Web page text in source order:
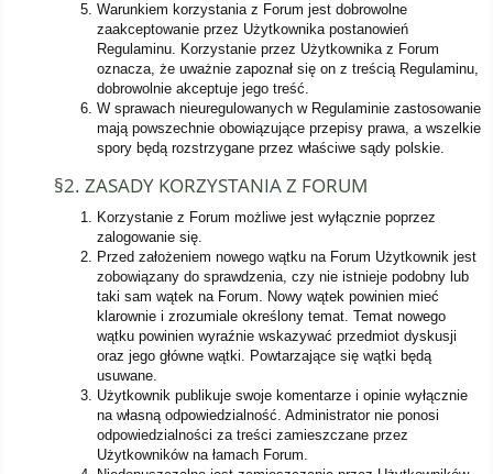
Warunkiem korzystania z Forum jest dobrowolne
zaakceptowanie przez Użytkownika postanowień
Regulaminu. Korzystanie przez Użytkownika z Forum
oznacza, że uważnie zapoznał się on z treścią Regulaminu,
dobrowolnie akceptuje jego treść.
W sprawach nieuregulowanych w Regulaminie zastosowanie
mają powszechnie obowiązujące przepisy prawa, a wszelkie
spory będą rozstrzygane przez właściwe sądy polskie.
§2. ZASADY KORZYSTANIA Z FORUM
Korzystanie z Forum możliwe jest wyłącznie poprzez
zalogowanie się.
Przed założeniem nowego wątku na Forum Użytkownik jest
zobowiązany do sprawdzenia, czy nie istnieje podobny lub
taki sam wątek na Forum. Nowy wątek powinien mieć
klarownie i zrozumiale określony temat. Temat nowego
wątku powinien wyraźnie wskazywać przedmiot dyskusji
oraz jego główne wątki. Powtarzające się wątki będą
usuwane.
Użytkownik publikuje swoje komentarze i opinie wyłącznie
na własną odpowiedzialność. Administrator nie ponosi
odpowiedzialności za treści zamieszczane przez
Użytkowników na łamach Forum.